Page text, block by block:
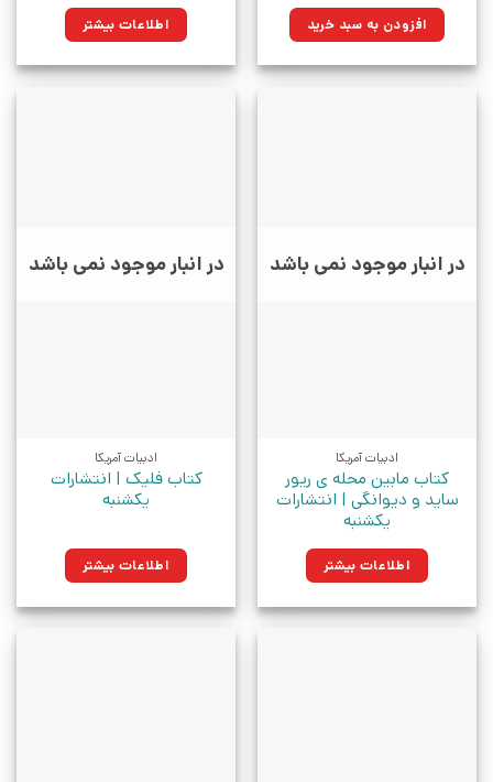
۴۰,۰۰۰تومان
بود.
افزودن به سبد خرید اطلاعات بیشتر
در انبار موجود نمی باشد
ادبیات آمریکا
کتاب مابین محله ی ریور
ساید و دیوانگی | انتشارات
یکشنبه
اطلاعات بیشتر
در انبار موجود نمی باشد
ادبیات آمریکا
کتاب فلیک | انتشارات
یکشنبه
اطلاعات بیشتر